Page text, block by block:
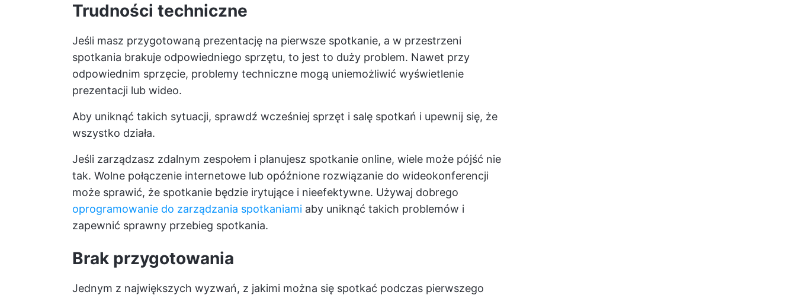
Trudności techniczne
Jeśli masz przygotowaną prezentację na pierwsze spotkanie, a w przestrzeni
spotkania brakuje odpowiedniego sprzętu, to jest to duży problem. Nawet przy
odpowiednim sprzęcie, problemy techniczne mogą uniemożliwić wyświetlenie
prezentacji lub wideo.
Aby uniknąć takich sytuacji, sprawdź wcześniej sprzęt i salę spotkań i upewnij się, że
wszystko działa.
Jeśli zarządzasz zdalnym zespołem i planujesz spotkanie online, wiele może pójść nie
tak. Wolne połączenie internetowe lub opóźnione rozwiązanie do wideokonferencji
może sprawić, że spotkanie będzie irytujące i nieefektywne. Używaj dobrego
oprogramowanie do zarządzania spotkaniami aby uniknąć takich problemów i
zapewnić sprawny przebieg spotkania.
Brak przygotowania
Jednym z największych wyzwań, z jakimi można się spotkać podczas pierwszego